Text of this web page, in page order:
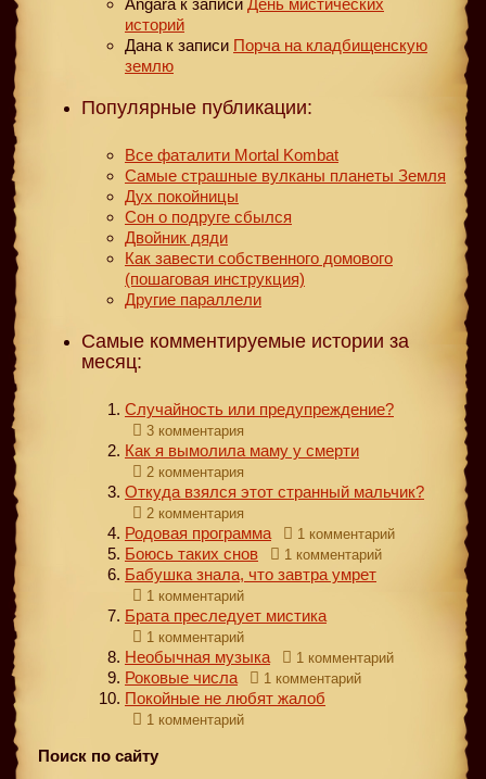
историй
Дана к записи Порча на кладбищенскую
землю
Популярные публикации:
Все фаталити Mortal Kombat
Самые страшные вулканы планеты Земля
Дух покойницы
Сон о подруге сбылся
Двойник дяди
Как завести собственного домового
(пошаговая инструкция)
Другие параллели
Самые комментируемые истории за
месяц:
Случайность или предупреждение?
3 комментария
Как я вымолила маму у смерти
2 комментария
Откуда взялся этот странный мальчик?
2 комментария
Родовая программа 1 комментарий
Боюсь таких снов 1 комментарий
Бабушка знала, что завтра умрет
1 комментарий
Брата преследует мистика
1 комментарий
Необычная музыка 1 комментарий
Роковые числа 1 комментарий
Покойные не любят жалоб
1 комментарий
Поиск по сайту